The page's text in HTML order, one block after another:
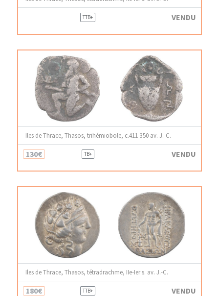
TTB+ VENDU
Iles de Thrace, Thasos, trihémiobole, c.411-350 av. J.-C.
130€ TB+ VENDU
Iles de Thrace, Thasos, tétradrachme, IIe-Ier s. av. J.-C.
180€ TTB+ VENDU